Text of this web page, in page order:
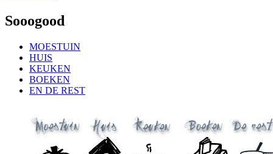
Sooogood
MOESTUIN
HUIS
KEUKEN
BOEKEN
EN DE REST